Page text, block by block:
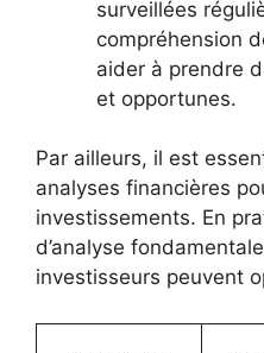
surveillées
compréhension
aider à prendre
et opportunes.
Par ailleurs, il est
analyses financières
investissements. En
d’analyse
investisseurs peuvent